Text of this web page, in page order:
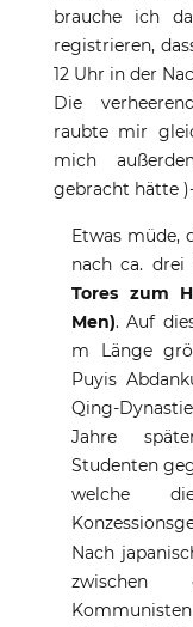
brauche ich
registrieren,
12 Uhr in der
Die
raubte mir
mich
gebracht hätte
Etwas müde,
nach ca. drei
Tores zum
Men). Auf
m Länge
Puyis
Qing-
Jahre
Studenten
welche
Nach
zwischen